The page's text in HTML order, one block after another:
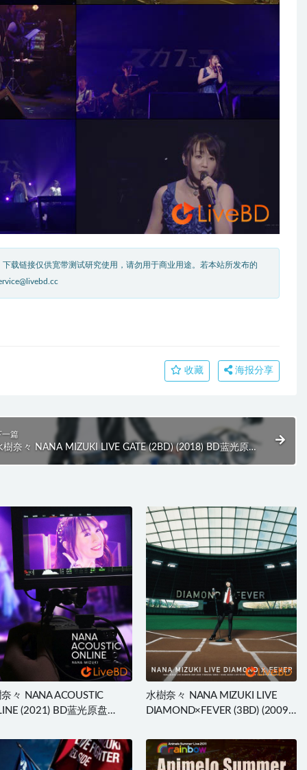
载链接仅供宽带测试研究使用，请勿用于商业用途。若本站所发布的
收藏 海报分享
一篇
樹奈々 NANA MIZUKI LIVE GATE (2BD) (2018) BD蓝光原盘
々 NANA ACOUSTIC
(2021) BD蓝光原盘
水樹奈々 NANA MIZUKI LIVE
DIAMOND×FEVER (3BD) (2009)